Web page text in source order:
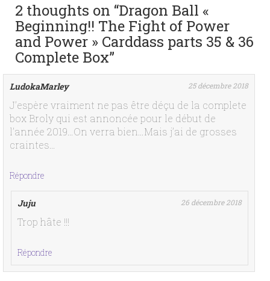
2 thoughts on “Dragon Ball «
Beginning!! The Fight of Power
and Power » Carddass parts 35 & 36
Complete Box”
LudokaMarley 25 décembre 2018
J’espère vraiment ne pas être déçu de la complete
box Broly qui est annoncée pour le début de
l’année 2019…On verra bien…Mais j’ai de grosses
craintes…
Répondre
Juju 26 décembre 2018
Trop hâte !!!
Répondre